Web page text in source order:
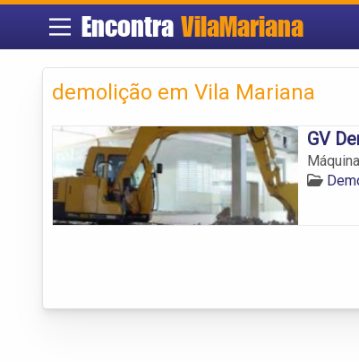
Encontra VilaMariana
demolição em Vila Mariana
GV